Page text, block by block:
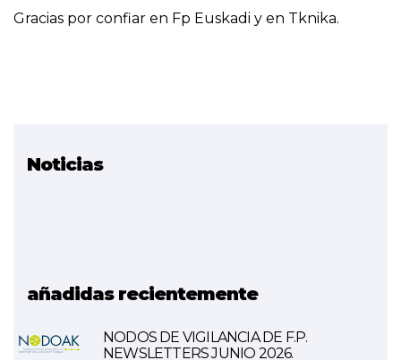
Gracias por confiar en Fp Euskadi y en Tknika.
Noticias
añadidas recientemente
NODOS DE VIGILANCIA DE F.P.
NEWSLETTERS JUNIO 2026.